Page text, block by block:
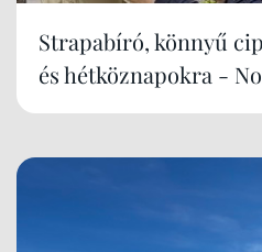
Strapabíró, könnyű
és hétköznapokra -